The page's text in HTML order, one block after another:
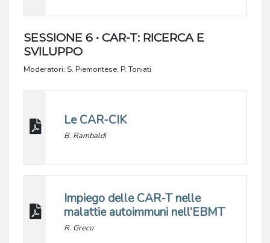
SESSIONE 6 • CAR-T: RICERCA E
SVILUPPO
Moderatori: S. Piemontese, P. Toniati
Le CAR-CIK
B. Rambaldi
Impiego delle CAR-T nelle
malattie autoimmuni nell’EBMT
R. Greco